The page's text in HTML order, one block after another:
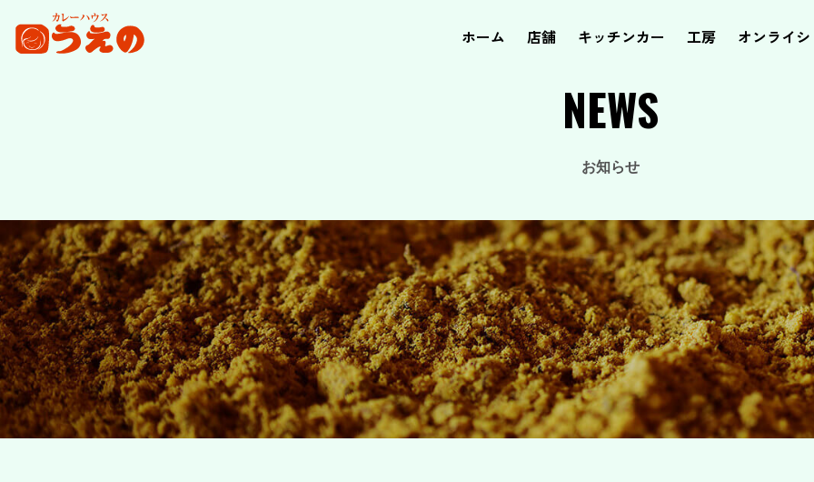
ホーム 店舗 キッチンカー 工房 オンライ
NEWS
お知らせ